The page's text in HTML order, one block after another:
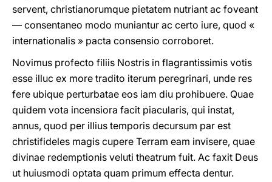
servent, christianorumque pietatem nutriant ac foveant
— consentaneo modo muniantur ac certo iure, quod «
internationalis » pacta consensio corroboret.
Novimus profecto filiis Nostris in flagrantissimis votis
esse illuc ex more tradito iterum peregrinari, unde res
fere ubique perturbatae eos iam diu prohibuere. Quae
quidem vota incensiora facit piacularis, qui instat,
annus, quod per illius temporis decursum par est
christifideles magis cupere Terram eam invisere, quae
divinae redemptionis veluti theatrum fuit. Ac faxit Deus
ut huiusmodi optata quam primum effecta dentur.